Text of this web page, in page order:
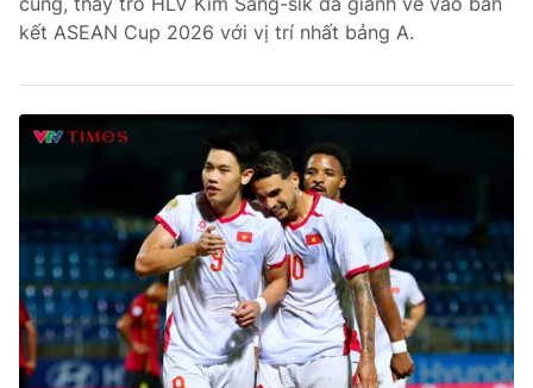
Bóng đá
VIDEO
Bên lề
kết ASEAN Cup 2026 với vị trí nhất bảng A.